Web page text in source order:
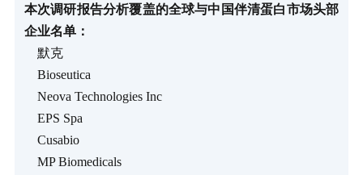
本次调研报告分析覆盖的全球与中国伴清蛋白市场头部
企业名单：
默克
Bioseutica
Neova Technologies Inc
EPS Spa
Cusabio
MP Biomedicals